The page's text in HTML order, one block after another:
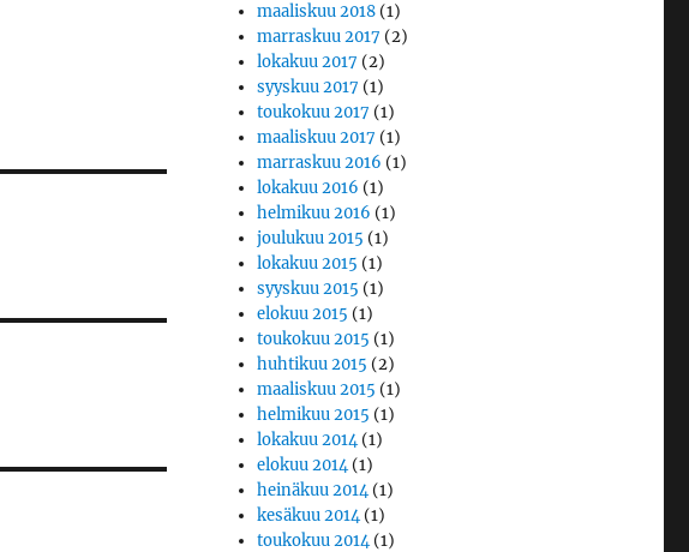
maaliskuu 2018 (1)
marraskuu 2017 (2)
lokakuu 2017 (2)
syyskuu 2017 (1)
toukokuu 2017 (1)
maaliskuu 2017 (1)
marraskuu 2016 (1)
lokakuu 2016 (1)
helmikuu 2016 (1)
joulukuu 2015 (1)
lokakuu 2015 (1)
syyskuu 2015 (1)
elokuu 2015 (1)
toukokuu 2015 (1)
huhtikuu 2015 (2)
maaliskuu 2015 (1)
helmikuu 2015 (1)
lokakuu 2014(1)
elokuu 2014(1)
heinäkuu 2014(1)
kesäkuu 2014(1)
toukokuu 2014(1)